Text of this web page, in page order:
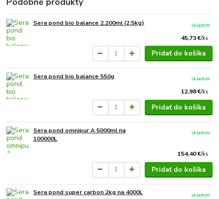
Sera pond bio balance 2.200ml (2,5kg)
45,73 €/ks
skladom
Pridať do košíka
Sera pond bio balance 550g
12,98 €/ks
skladom
Pridať do košíka
Sera pond omnipur A 5000ml na
100000L
154,40 €/ks
skladom
Pridať do košíka
Sera pond super carbon 2kg na 4000L
skladom